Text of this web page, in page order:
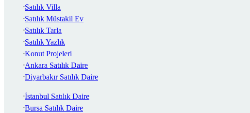
Satılık Villa
Satılık Müstakil Ev
Satılık Tarla
Satılık Yazlık
Konut Projeleri
Ankara Satılık Daire
Diyarbakır Satılık Daire
İstanbul Satılık Daire
Bursa Satılık Daire